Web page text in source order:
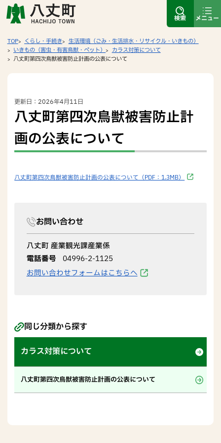
検索 メニュー
TOP くらし・手続き
生活環境（ごみ・生活排水・リサイクル・いきもの）
いきもの（害虫・有害鳥獣・ペット）
カラス対策について
八丈町第四次鳥獣被害防止計画の公表について
更新日：2026年4月11日
八丈町第四次鳥獣被害防止計
画の公表について
八丈町第四次鳥獣被害防止計画の公表について（PDF：1.3MB）
お問い合わせ
八丈町 産業観光課産業係
電話番号
04996-2-1125
お問い合わせフォームはこちらへ
同じ分類から探す
カラス対策について
八丈町第四次鳥獣被害防止計画の公表について